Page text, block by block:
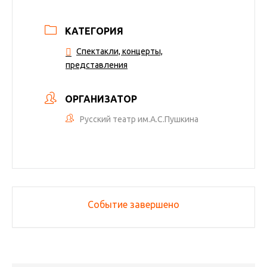
КАТЕГОРИЯ
Спектакли, концерты,
представления
ОРГАНИЗАТОР
Русский театр им.А.С.Пушкина
Событие завершено